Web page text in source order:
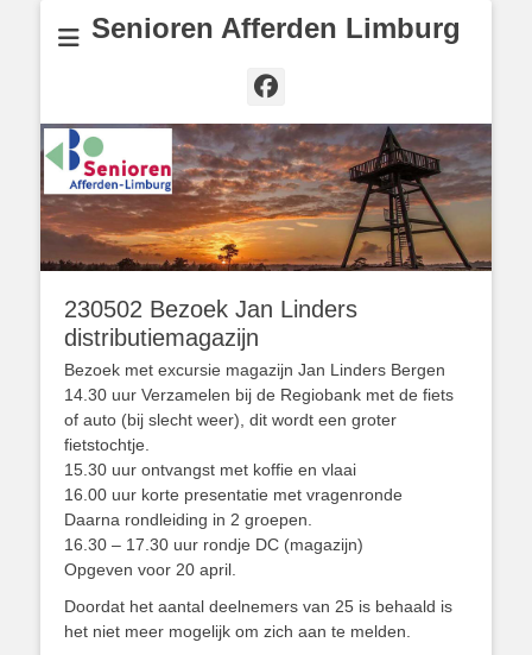
Senioren Afferden Limburg
Facebook
230502 Bezoek Jan Linders
distributiemagazijn
Bezoek met excursie magazijn Jan Linders Bergen
14.30 uur Verzamelen bij de Regiobank met de fiets
of auto (bij slecht weer), dit wordt een groter
fietstochtje.
15.30 uur ontvangst met koffie en vlaai
16.00 uur korte presentatie met vragenronde
Daarna rondleiding in 2 groepen.
16.30 – 17.30 uur rondje DC (magazijn)
Opgeven voor 20 april.
Doordat het aantal deelnemers van 25 is behaald is
het niet meer mogelijk om zich aan te melden.